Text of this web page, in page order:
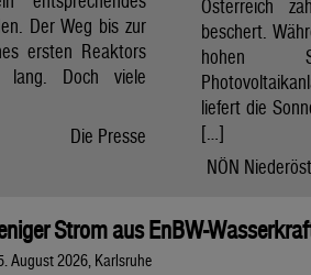
Der Weg bis zur
ersten Reaktors
Doch viele
Die Presse
Österreich
beschert.
hohen
liefert die
[…]
NÖN
Strom aus EnBW-
August 2026, Karlsruhe